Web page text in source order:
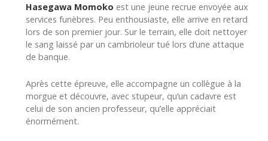
Hasegawa Momoko est une jeune recrue envoyée aux
services funèbres. Peu enthousiaste, elle arrive en retard
lors de son premier jour. Sur le terrain, elle doit nettoyer
le sang laissé par un cambrioleur tué lors d’une attaque
de banque.
Après cette épreuve, elle accompagne un collègue à la
morgue et découvre, avec stupeur, qu’un cadavre est
celui de son ancien professeur, qu’elle appréciait
énormément.